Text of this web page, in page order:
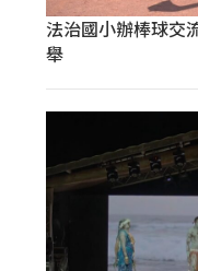
法治國小辦棒球交
舉